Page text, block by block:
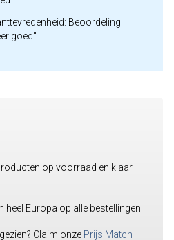
Beoordeling
goed"
op voorraad en klaar
heel Europa op alle bestellingen
Claim onze Prijs Match